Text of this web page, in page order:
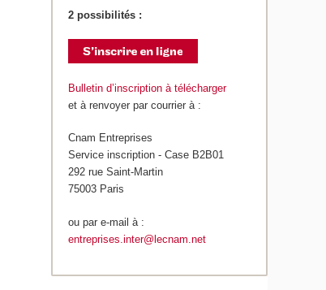
2 possibilités :
Bulletin d’inscription à télécharger
et à renvoyer par courrier à :
Cnam Entreprises
Service inscription - Case B2B01
292 rue Saint-Martin
75003 Paris
ou par e-mail à :
entreprises.inter@lecnam.net